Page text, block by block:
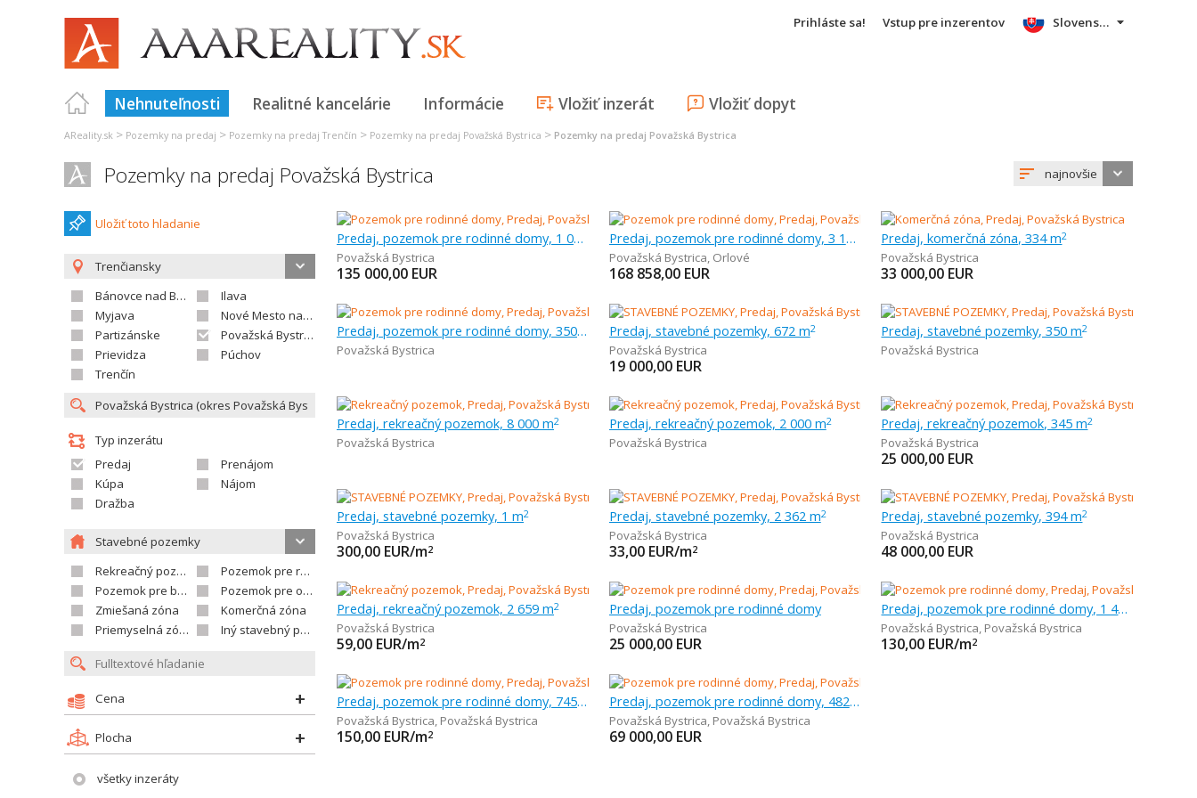
Prihláste sa! Vstup pre inzerentov
Nehnuteľnosti Realitné kancelárie Informácie Vložiť inzerát Vložiť dopyt
Slovensky
AReality.sk > Pozemky na predaj > Pozemky na predaj Trenčín > Pozemky na predaj Považská Bystrica > Pozemky na predaj Považská Bystrica
Pozemky na predaj Považská Bystrica najnovšie
Uložiť toto hladanie
Trenčiansky
Bánovce nad Bebravou
Ilava
Myjava
Nové Mesto nad Váhom
Partizánske
Považská Bystrica
Prievidza
Púchov
Trenčín
Typ inzerátu
Predaj
Prenájom
Kúpa
Nájom
Dražba
Stavebné pozemky
Rekreačný pozemok
Pozemok pre rodinné domy
Pozemok pre bytovú výstavbu
Pozemok pre občian.vybavenosť
Zmiešaná zóna
Komerčná zóna
Priemyselná zóna
Iný stavebný pozemok
Cena
Plocha
všetky inzeráty
Predaj, pozemok pre rodinné domy, 1 050 m
Považská Bystrica
135 000,00 EUR
Predaj, pozemok pre rodinné domy, 3 186 m
Považská Bystrica, Orlové
168 858,00 EUR
Predaj, komerčná zóna, 334 m2
Považská Bystrica
33 000,00 EUR
Predaj, pozemok pre rodinné domy, 350 m
Považská Bystrica
Predaj, stavebné pozemky, 672 m2
Považská Bystrica
19 000,00 EUR
Predaj, stavebné pozemky, 350 m2
Považská Bystrica
Predaj, rekreačný pozemok, 8 000 m2
Považská Bystrica
Predaj, rekreačný pozemok, 2 000 m2
Považská Bystrica
Predaj, rekreačný pozemok, 345 m2
Považská Bystrica
25 000,00 EUR
Predaj, stavebné pozemky, 1 m2
Považská Bystrica
300,00 EUR/m2
Predaj, stavebné pozemky, 2 362 m2
Považská Bystrica
33,00 EUR/m2
Predaj, stavebné pozemky, 394 m2
Považská Bystrica
48 000,00 EUR
Predaj, rekreačný pozemok, 2 659 m2
Považská Bystrica
59,00 EUR/m2
Predaj, pozemok pre rodinné domy
Považská Bystrica
25 000,00 EUR
Predaj, pozemok pre rodinné domy, 1 442 m
Považská Bystrica, Považská Bystrica
130,00 EUR/m2
Predaj, pozemok pre rodinné domy, 745 m
Považská Bystrica, Považská Bystrica
150,00 EUR/m2
Predaj, pozemok pre rodinné domy, 482 m
Považská Bystrica, Považská Bystrica
69 000,00 EUR